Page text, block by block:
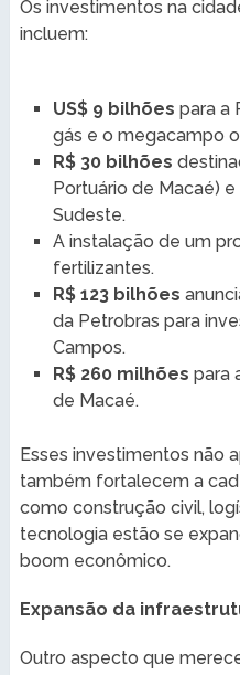
Os investimentos na
incluem:
US$ 9 bilhões para a
gás e o megacampo
R$ 30 bilhões
Portuário de Macaé)
Sudeste.
A instalação de um
fertilizantes.
R$ 123 bilhões
da Petrobras para
Campos.
R$ 260 milhões para
de Macaé.
Esses investimentos não
também fortalecem a
como construção civil,
tecnologia estão se
boom econômico.
Expansão da
Outro aspecto que